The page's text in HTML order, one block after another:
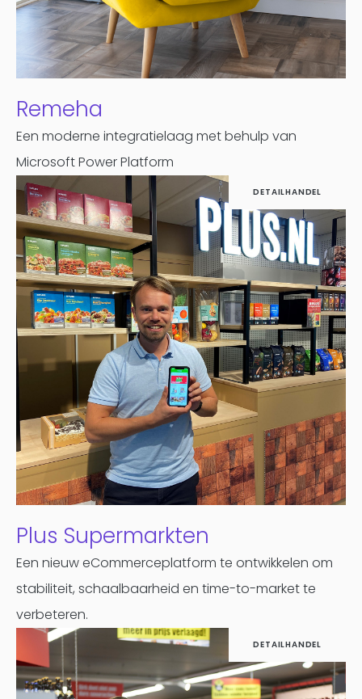
Remeha
Een moderne integratielaag met behulp van
Microsoft Power Platform
DETAILHANDEL
Plus Supermarkten
Een nieuw eCommerceplatform te ontwikkelen om
stabiliteit, schaalbaarheid en time-to-market te
verbeteren.
DETAILHANDEL